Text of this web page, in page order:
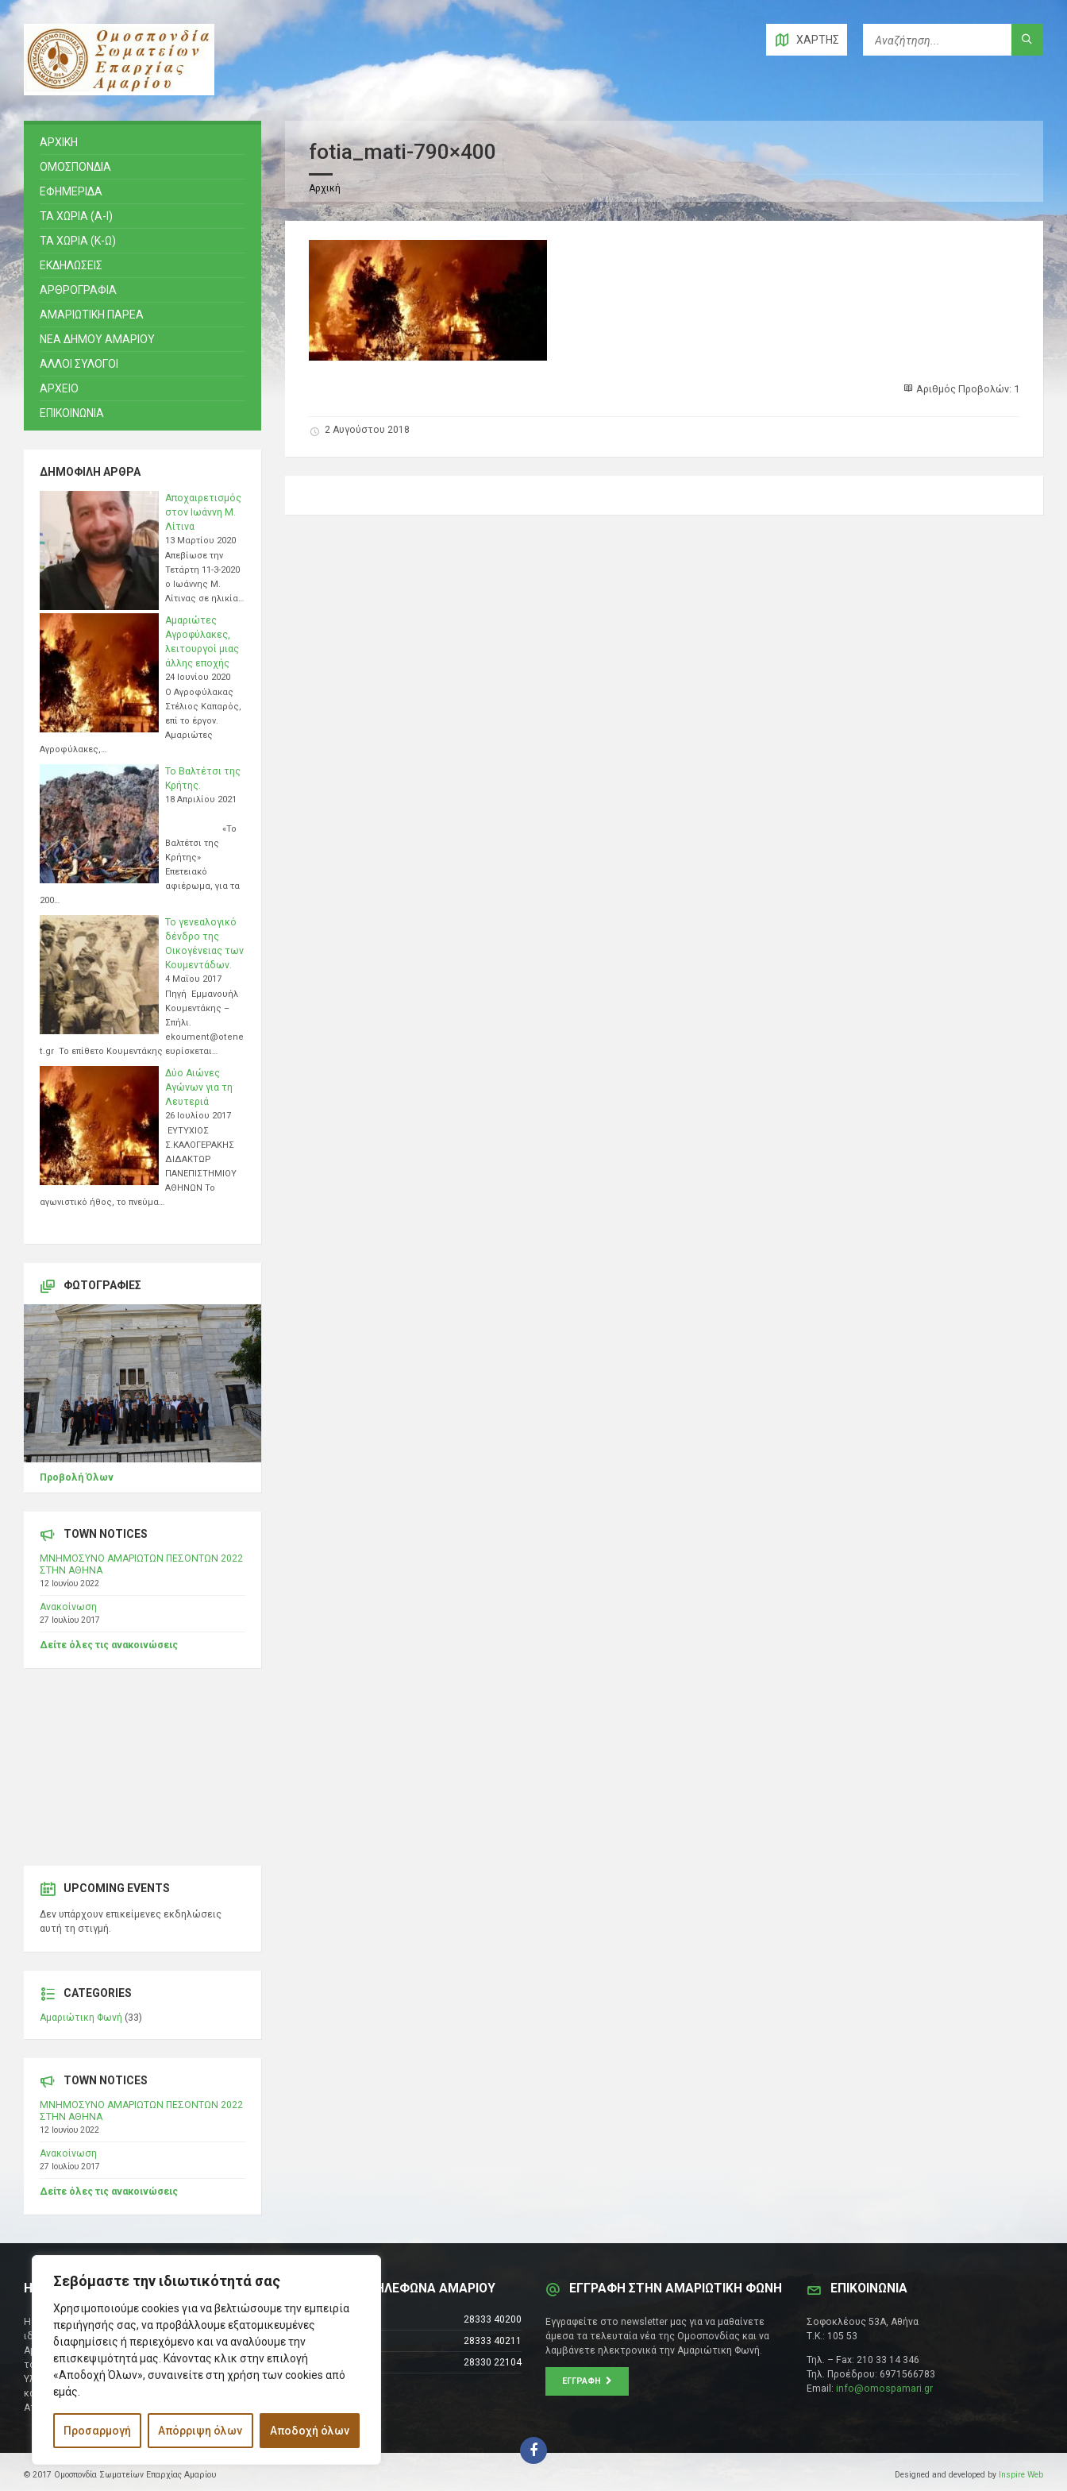
Σεβόμαστε την ιδιωτικότητά σας
Χρησιμοποιούμε cookies για να βελτιώσουμε την εμπειρία
περιήγησής σας, να προβάλλουμε εξατομικευμένες
διαφημίσεις ή περιεχόμενο και να αναλύουμε την
επισκεψιμότητά μας. Κάνοντας κλικ στην επιλογή
«Αποδοχή Όλων», συναινείτε στη χρήση των cookies από
εμάς.
Προσαρμογή Απόρριψη όλων Αποδοχή όλων
ΧΆΡΤΗΣ
fotia_mati-790×400
Αρχική
Αριθμός Προβολών: 1
2 Αυγούστου 2018
ΑΡΧΙΚΗ
ΟΜΟΣΠΟΝΔΙΑ
ΕΦΗΜΕΡΙΔΑ
ΤΑ ΧΩΡΙΑ (Α-Ι)
ΤΑ ΧΩΡΙΑ (Κ-Ω)
ΕΚΔΗΛΩΣΕΙΣ
ΑΡΘΡΟΓΡΑΦΙΑ
ΑΜΑΡΙΩΤΙΚΗ ΠΑΡΕΑ
ΝΕΑ ΔΗΜΟΥ ΑΜΑΡΙΟΥ
ΑΛΛΟΙ ΣΥΛΟΓΟΙ
ΑΡΧΕΙΟ
ΕΠΙΚΟΙΝΩΝΙΑ
ΔΗΜΟΦΙΛΉ ΆΡΘΡΑ
Αποχαιρετισμός
στον Ιωάννη Μ.
Λίτινα
13 Μαρτίου 2020
Απεβίωσε την
Τετάρτη 11-3-2020
ο Ιωάννης Μ.
Λίτινας σε ηλικία…
Αμαριώτες
Αγροφύλακες,
λειτουργοί μιας
άλλης εποχής
24 Ιουνίου 2020
Ο Αγροφύλακας
Στέλιος Καπαρός,
επί το έργον.
Αμαριώτες
Αγροφύλακες,…
Το Βαλτέτσι της
Κρήτης.
18 Απριλίου 2021
«Το
Βαλτέτσι της
Κρήτης»
Επετειακό
αφιέρωμα, για τα
200…
Το γενεαλογικό
δένδρο της
Οικογένειας των
Κουμεντάδων.
4 Μαΐου 2017
Πηγή Εμμανουήλ
Κουμεντάκης –
Σπήλι.
ekoument@otene
t.gr Το επίθετο Κουμεντάκης ευρίσκεται…
Δύο Αιώνες
Αγώνων για τη
Λευτεριά
26 Ιουλίου 2017
ΕΥΤΥΧΙΟΣ
Σ.ΚΑΛΟΓΕΡΑΚΗΣ
ΔΙΔΑΚΤΩΡ
ΠΑΝΕΠΙΣΤΗΜΙΟΥ
ΑΘΗΝΩΝ Το
αγωνιστικό ήθος, το πνεύμα…
ΦΩΤΟΓΡΑΦΊΕΣ
Προβολή Όλων
TOWN NOTICES
ΜΝΗΜΟΣΥΝΟ ΑΜΑΡΙΩΤΩΝ ΠΕΣΟΝΤΩΝ 2022
ΣΤΗΝ ΑΘΗΝΑ
12 Ιουνίου 2022
Ανακοίνωση
27 Ιουλίου 2017
Δείτε όλες τις ανακοινώσεις
UPCOMING EVENTS
Δεν υπάρχουν επικείμενες εκδηλώσεις
αυτή τη στιγμή.
CATEGORIES
Αμαριώτικη Φωνή (33)
TOWN NOTICES
ΜΝΗΜΟΣΥΝΟ ΑΜΑΡΙΩΤΩΝ ΠΕΣΟΝΤΩΝ 2022
ΣΤΗΝ ΑΘΗΝΑ
12 Ιουνίου 2022
Ανακοίνωση
27 Ιουλίου 2017
Δείτε όλες τις ανακοινώσεις
Η ΟΜΟΣΠΟΝΔΙΑ
Η Ομοσπονδία Σωματείων Επαρχίας Αμαρίου
ιδρύθηκε και πήρε τη θέση της Ένωσης
Αμαριωτών, που λειτουργούσε από το 1966 μέχρι
το 1984.
Υλοποιήθηκε σε συνεργασία των μελών του Δ.Σ
και των Δ.Σ των Αμαριώτικων Σωματείων της
Αττικής.
ΧΡΗΣΙΜΑ ΤΗΛΕΦΩΝΑ ΑΜΑΡΙΟΥ
Τηλεφωνικό Κέντρο
28333 40200
Δήμαρχος
28333 40211
Φαξ
28330 22104
ΕΓΓΡΑΦΗ ΣΤΗΝ ΑΜΑΡΙΩΤΙΚΗ ΦΩΝΗ
Εγγραφείτε στο newsletter μας για να μαθαίνετε
άμεσα τα τελευταία νέα της Ομοσπονδίας και να
λαμβάνετε ηλεκτρονικά την Αμαριώτικη Φωνή.
ΕΓΓΡΑΦΉ
ΕΠΙΚΟΙΝΩΝΊΑ
Σοφοκλέους 53Α, Αθήνα
Τ.Κ.: 105 53
Τηλ. – Fax: 210 33 14 346
Τηλ. Προέδρου: 6971566783
Email: info@omospamari.gr
© 2017 Ομοσπονδία Σωματείων Επαρχίας Αμαρίου Designed and developed by Inspire Web